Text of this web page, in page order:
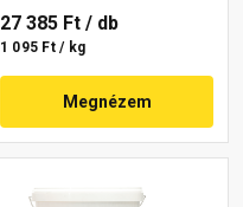
27 385 Ft / db
1 095 Ft / kg
Megnézem